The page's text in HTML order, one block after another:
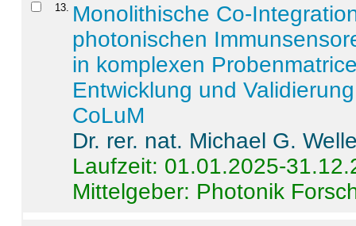
13
Monolithische Co-
photonischen
in komplexen
Entwicklung und
CoLuM
Dr. rer. nat. Michael G.
Laufzeit: 01.01.2025-
Mittelgeber: Photonik